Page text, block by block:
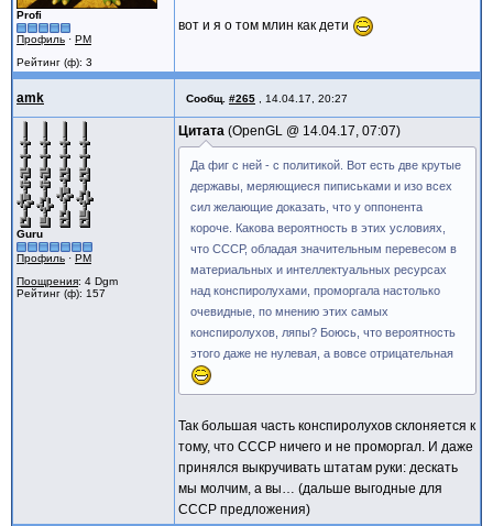
Profi
Профиль · PM
Рейтинг (ф): 3
вот и я о том млин как дети
amk Сообщ. #265 14.04.17, 20:27
Guru
Профиль · PM
Поощрения: 4 Dgm
Рейтинг (ф): 157
Цитата OpenGL @ 14.04.17, 07:07
Да фиг с ней - с политикой. Вот есть две крутые
державы, меряющиеся пиписьками и изо всех
сил желающие доказать, что у оппонента
короче. Какова вероятность в этих условиях,
что СССР, обладая значительным перевесом в
материальных и интеллектуальных ресурсах
над конспиролухами, проморгала настолько
очевидные, по мнению этих самых
конспиролухов, ляпы? Боюсь, что вероятность
этого даже не нулевая, а вовсе отрицательная
Так большая часть конспиролухов склоняется к
тому, что СССР ничего и не проморгал. И даже
принялся выкручивать штатам руки: дескать
мы молчим, а вы… (дальше выгодные для
СССР предложения)